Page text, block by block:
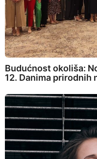
Budućnost okoliša:
12. Danima prirodnih